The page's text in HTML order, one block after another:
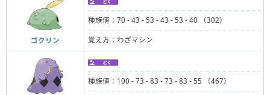
ゴクリン
種族値：70 - 43 - 53 - 43 - 53 - 40 （302）
覚え方：わざマシン
種族値：100 - 73 - 83 - 73 - 83 - 55 （467）